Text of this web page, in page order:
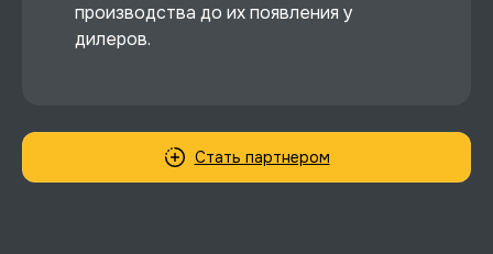
производства до их появления у
дилеров.
Стать партнером